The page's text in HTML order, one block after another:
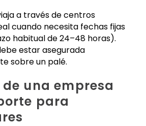
a través de centros
cuando necesita fechas fijas
habitual de 24–48 horas).
estar asegurada
sobre un palé.
una empresa
para